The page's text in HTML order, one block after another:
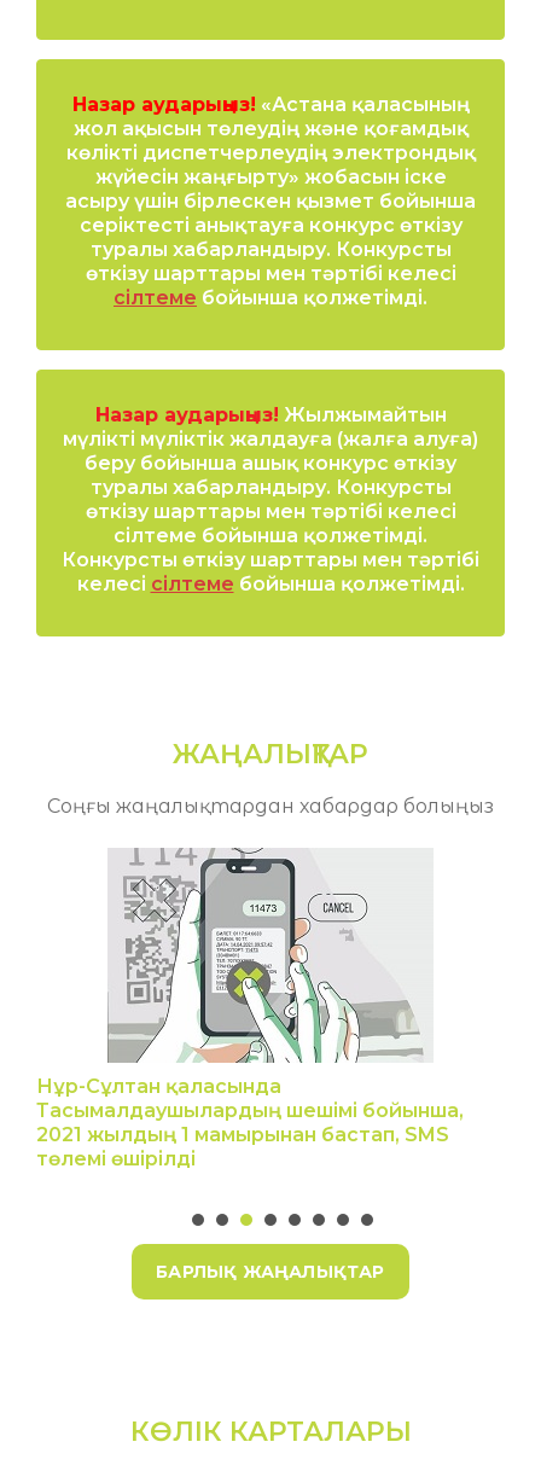
Назар аударыңыз! «Астана қаласының
жол ақысын төлеудің және қоғамдық
көлікті диспетчерлеудің электрондық
жүйесін жаңғырту» жобасын іске
асыру үшін бірлескен қызмет бойынша
серіктесті анықтауға конкурс өткізу
туралы хабарландыру. Конкурсты
өткізу шарттары мен тәртібі келесі
сілтеме бойынша қолжетімді.
Назар аударыңыз! Жылжымайтын
мүлікті мүліктік жалдауға (жалға алуға)
беру бойынша ашық конкурс өткізу
туралы хабарландыру. Конкурсты
өткізу шарттары мен тәртібі келесі
сілтеме бойынша қолжетімді.
Конкурсты өткізу шарттары мен тәртібі
келесі сілтеме бойынша қолжетімді.
ЖАҢАЛЫҚТАР
Соңғы жаңалықтардан хабардар болыңыз
Нұр-Сұлтан қаласында
Тасымалдаушылардың шешімі бойынша,
2021 жылдың 1 мамырынан бастап, SMS
төлемі өшірілді
БАРЛЫҚ ЖАҢАЛЫҚТАР
КӨЛІК КАРТАЛАРЫ